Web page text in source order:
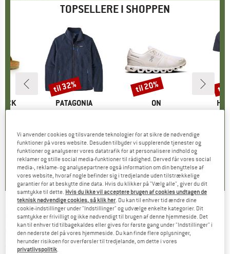
TOPSELLERE I SHOPPEN
pris
€
6
)
MÆRKE
PATAGONIA
Pris
149,95 € Nedsat pris
fra 101,97 €
+1
4,6(71)
Rabat
til 32%
MÆRKE
ON
Pris
159,95 € Nedsat pris
fra 127,96 €
+9
4,7(48)
Rabat
til 20% til
LE CHAMEAU - Waxed Cotton/Leather Dog
Collar - Hundetilbehør
(0)
Vi anvender cookies og tilsvarende teknologier for at sikre de nødvendige
funktioner på vores website. Desuden tilbyder vi supplerende tjenester og
funktioner og analyserer vores datatrafik for at personalisere indhold og
reklamer og stille social media-funktioner til rådighed. Derved får vores social
media-, reklame- og analysepartnere også information om din benyttelse af
vores website, hvoraf nogle befinder sig i tredjelande uden tilstrækkelige
garantier for at beskytte dine data. Hvis du klikker på "Vælg alle", giver du dit
samtykke til dette. Hvis du ikke vil acceptere brugen af cookies undtagen de
teknisk nødvendige cookies, så klik her. Du kan til enhver tid ændre dine
cookie-indstillinger under "Indstillinger" og udvælge enkelte kategorier. Dit
samtykke er frivilligt og ikke nødvendigt til brugen af denne hjemmeside. Det
kan til enhver tid tilbagekaldes eller gives for første gang under "Indstillinger" i
den nederste del på vores hjemmeside. Du kan finde flere oplysninger,
herunder risikoen for overførsler til tredjelande, om dette i vores
privatlivspolitik.